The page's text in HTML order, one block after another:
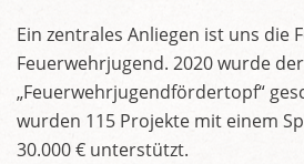
Ein zentrales Anliegen ist uns die
Feuerwehrjugend. 2020 wurde der
„Feuerwehrjugendfördertopf“
wurden 115 Projekte mit einem
30.000 € unterstützt.